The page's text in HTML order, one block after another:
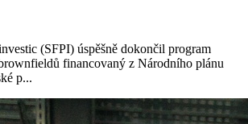
(SFPI) úspěšně dokončil program
financovaný z Národního plánu
p...